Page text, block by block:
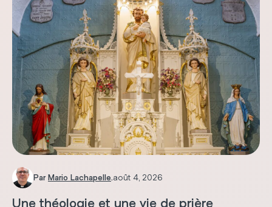
Par Mario Lachapelle.août 4, 2026
Une théologie et une vie de prière